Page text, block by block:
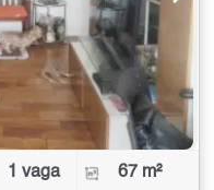
1 vaga 67 m²